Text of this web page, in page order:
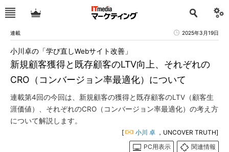
連載 2025年3月19日
新規顧客獲得と既存顧客のLTV向上、それぞれの
CRO（コンバージョン率最適化）について
小川卓の「学び直しWebサイト改善」
連載第4回の今回は、新規顧客の獲得と既存顧客のLTV（顧客生
涯価値）、それぞれのCRO（コンバージョン率最適化）の考え方
について解説します。
[ 小川 卓 ，UNCOVER TRUTH]
PC用表示
関連情報